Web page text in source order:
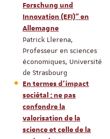
Forschung und
Innovation (EFI)" en
Allemagne
Patrick Llerena,
Professeur en sciences
économiques, Université
de Strasbourg
En termes d’impact
sociétal : ne pas
confondre la
valorisation de la
science et celle de la